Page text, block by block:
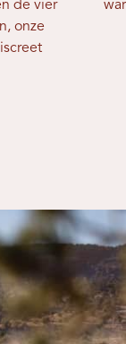
de vier
onze